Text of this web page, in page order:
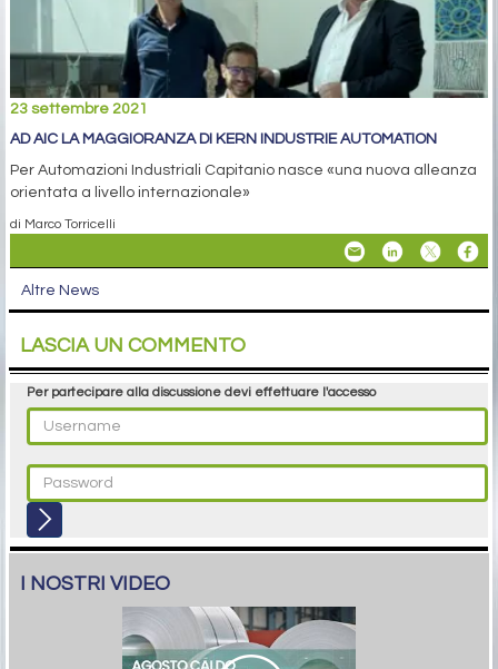
23 settembre 2021
AD AIC LA MAGGIORANZA DI KERN INDUSTRIE AUTOMATION
Per Automazioni Industriali Capitanio nasce «una nuova alleanza
orientata a livello internazionale»
di Marco Torricelli
Altre News
LASCIA UN COMMENTO
Per partecipare alla discussione devi effettuare l'accesso
I NOSTRI VIDEO